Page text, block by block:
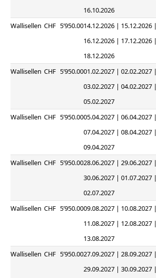
16.10.2026
Wallisellen CHF 5’950.0014.12.2026 | 15.12.2026 |
16.12.2026 | 17.12.2026 |
18.12.2026
Wallisellen CHF 5’950.0001.02.2027 | 02.02.2027 |
03.02.2027 | 04.02.2027 |
05.02.2027
Wallisellen CHF 5’950.0005.04.2027 | 06.04.2027 |
07.04.2027 | 08.04.2027 |
09.04.2027
Wallisellen CHF 5’950.0028.06.2027 | 29.06.2027 |
30.06.2027 | 01.07.2027 |
02.07.2027
Wallisellen CHF 5’950.0009.08.2027 | 10.08.2027 |
11.08.2027 | 12.08.2027 |
13.08.2027
Wallisellen CHF 5’950.0027.09.2027 | 28.09.2027 |
29.09.2027 | 30.09.2027 |